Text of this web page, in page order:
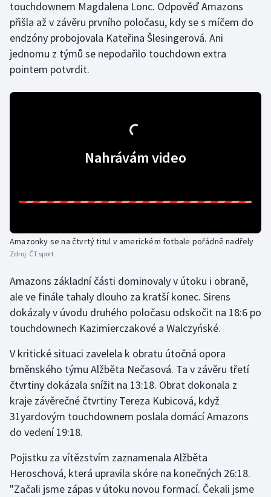
Lezení
Lyže a snowboard
Ragby
Rychlobruslení
Rychlostní kanoistika
Sportovní střelba
Stolní tenis
Triatlon
Veslování
Vodní slalom
touchdownem Magdalena Lonc. Odpověď Amazons
přišla až v závěru prvního poločasu, kdy se s míčem do
endzóny probojovala Kateřina Šlesingerová. Ani
jednomu z týmů se nepodařilo touchdown extra
pointem potvrdit.
Nahrávám video
Amazonky se na čtvrtý titul v americkém fotbale pořádně nadřely
Zdroj: ČT sport
Amazons základní části dominovaly v útoku i obraně,
ale ve finále tahaly dlouho za kratší konec. Sirens
dokázaly v úvodu druhého poločasu odskočit na 18:6 po
touchdownech Kazimierczakové a Walczyńské.
V kritické situaci zavelela k obratu útočná opora
brněnského týmu Alžběta Nečasová. Ta v závěru třetí
čtvrtiny dokázala snížit na 13:18. Obrat dokonala z
kraje závěrečné čtvrtiny Tereza Kubicová, když
31yardovým touchdownem poslala domácí Amazons
do vedení 19:18.
Pojistku za vítězstvím zaznamenala Alžběta
Heroschová, která upravila skóre na konečných 26:18.
"Začali jsme zápas v útoku novou formací. Čekali jsme